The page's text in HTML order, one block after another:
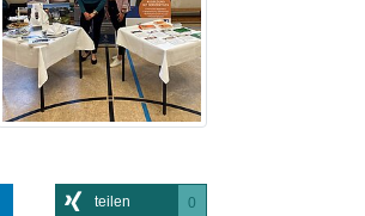
teilen 0